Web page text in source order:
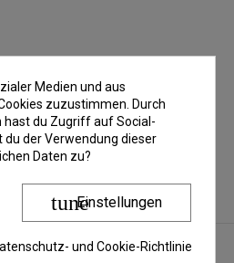
Medien und aus
zuzustimmen. Durch
hast du Zugriff auf Social-
der Verwendung dieser
Daten zu?
tuneEinstellungen
und Cookie-Richtlinie